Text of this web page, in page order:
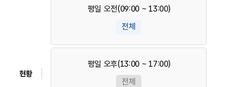
평일 오전(09:00 ~ 13:00)
전체
평일 오후(13:00 ~ 17:00)
전체